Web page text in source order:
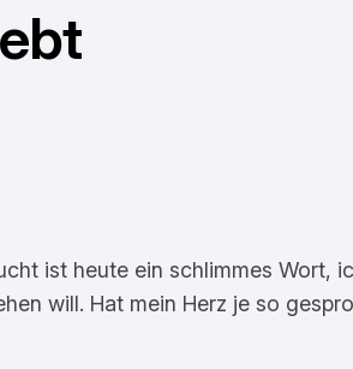
ist heute ein schlimmes Wort,
will. Hat mein Herz je so